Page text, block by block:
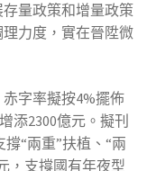
量政策和增量政策
力度，實在晉陞微
字率擬按4%擺佈
添2300億元。擬刊
“兩重”扶植、“兩
，支撐國有年夜型